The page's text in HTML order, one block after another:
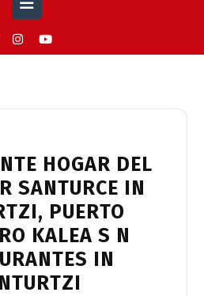
Button
HOGAR DEL
SANTURCE IN
PUERTO
KALEA S N
IN